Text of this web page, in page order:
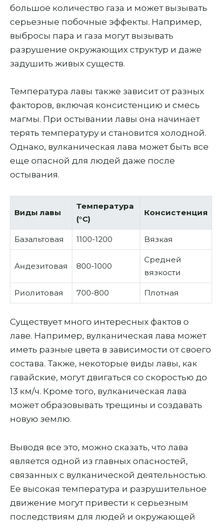
большое количество газа и может вызывать
серьезные побочные эффекты. Например,
выбросы пара и газа могут вызывать
разрушение окружающих структур и даже
задушить живых существ.
Температура лавы также зависит от разных
факторов, включая консистенцию и смесь
магмы. При остывании лавы она начинает
терять температуру и становится холодной.
Однако, вулканическая лава может быть все
еще опасной для людей даже после
остывания.
Виды лавы
Температура
(°C)
Консистенция
Базальтовая 1100-1200 Вязкая
Андезитовая 800-1000
Средней
вязкости
Риолитовая 700-800 Плотная
Существует много интересных фактов о
лаве. Например, вулканическая лава может
иметь разные цвета в зависимости от своего
состава. Также, некоторые виды лавы, как
гавайские, могут двигаться со скоростью до
13 км/ч. Кроме того, вулканическая лава
может образовывать трещины и создавать
новую землю.
Выводя все это, можно сказать, что лава
является одной из главных опасностей,
связанных с вулканической деятельностью.
Ее высокая температура и разрушительное
движение могут привести к серьезным
последствиям для людей и окружающей